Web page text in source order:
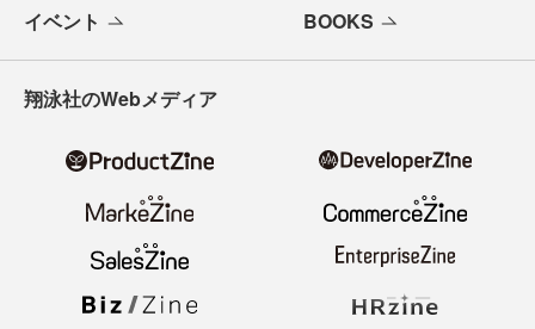
イベント BOOKS
翔泳社のWebメディア